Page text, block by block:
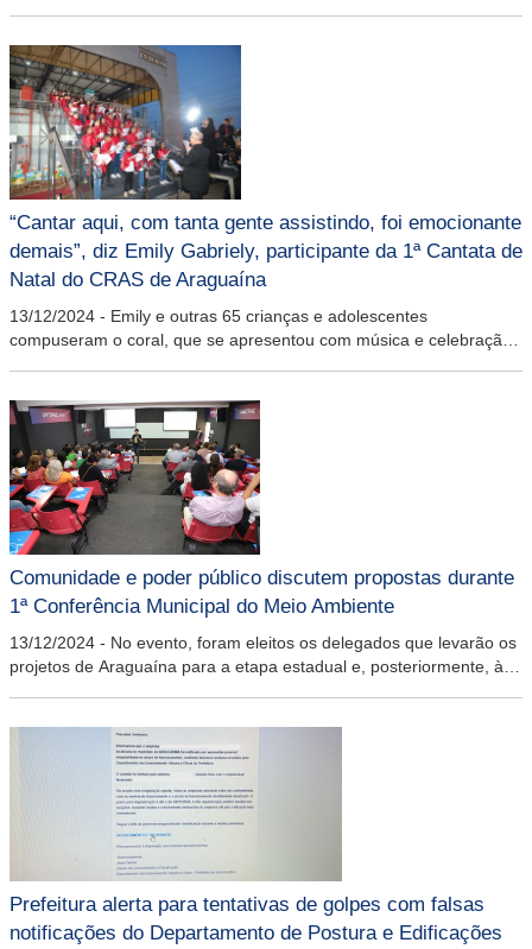
“Cantar aqui, com tanta gente assistindo, foi emocionante
demais”, diz Emily Gabriely, participante da 1ª Cantata de
Natal do CRAS de Araguaína
13/12/2024 - Emily e outras 65 crianças e adolescentes
compuseram o coral, que se apresentou com música e celebração
Comunidade e poder público discutem propostas durante
1ª Conferência Municipal do Meio Ambiente
13/12/2024 - No evento, foram eleitos os delegados que levarão os
projetos de Araguaína para a etapa estadual e, posteriormente, à
Prefeitura alerta para tentativas de golpes com falsas
notificações do Departamento de Postura e Edificações